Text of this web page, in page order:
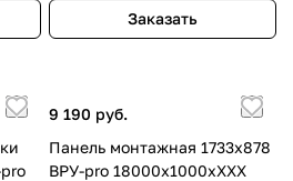
Заказать
9 190 руб.
Панель монтажная 1733х878
ВРУ-pro 18000х1000хХХХ